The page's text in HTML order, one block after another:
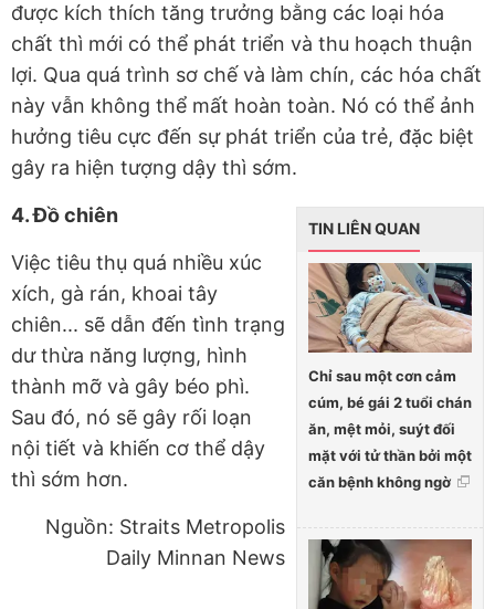
được kích thích tăng trưởng bằng các loại hóa
chất thì mới có thể phát triển và thu hoạch thuận
lợi. Qua quá trình sơ chế và làm chín, các hóa chất
này vẫn không thể mất hoàn toàn. Nó có thể ảnh
hưởng tiêu cực đến sự phát triển của trẻ, đặc biệt
gây ra hiện tượng dậy thì sớm.
TIN LIÊN QUAN
Chỉ sau một cơn cảm
cúm, bé gái 2 tuổi chán
ăn, mệt mỏi, suýt đối
mặt với tử thần bởi một
căn bệnh không ngờ
4. Đồ chiên
Việc tiêu thụ quá nhiều xúc
xích, gà rán, khoai tây
chiên... sẽ dẫn đến tình trạng
dư thừa năng lượng, hình
thành mỡ và gây béo phì.
Sau đó, nó sẽ gây rối loạn
nội tiết và khiến cơ thể dậy
thì sớm hơn.
Nguồn: Straits Metropolis
Daily Minnan News